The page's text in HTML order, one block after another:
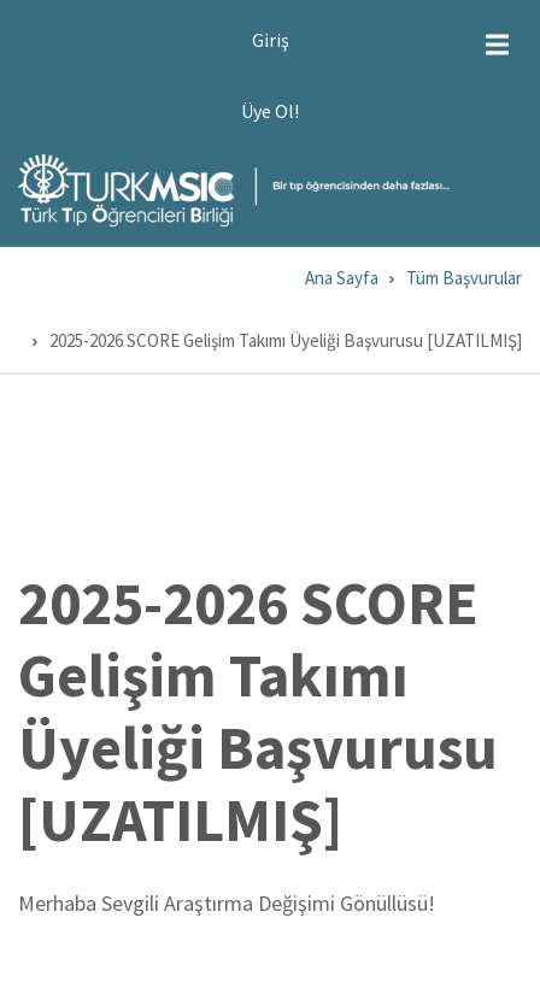
Giriş
Üye Ol!
yolu
Ana Sayfa Tüm Başvurular
2025-2026 SCORE Gelişim Takımı Üyeliği Başvurusu [UZATILMIŞ]
2025-2026 SCORE
Gelişim Takımı
Üyeliği Başvurusu
[UZATILMIŞ]
Merhaba Sevgili Araştırma Değişimi Gönüllüsü!